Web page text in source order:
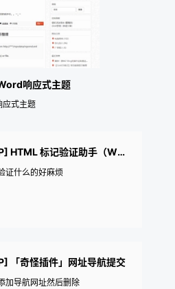
响应式主题
式主题
[PHP] HTML 标记验证助手（W3C）
证什么的好麻烦
「奇怪插件」网址导航提交
加导航网址然后删除